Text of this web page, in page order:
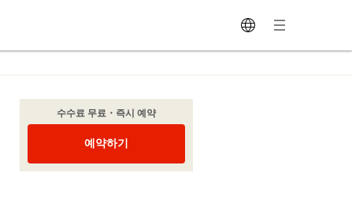
수수료 무료・즉시 예약
예약하기